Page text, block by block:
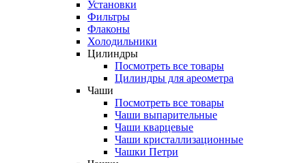
Установки
Фильтры
Флаконы
Холодильники
Цилиндры
Посмотреть все товары
Цилиндры для ареометра
Чаши
Посмотреть все товары
Чаши выпарительные
Чаши кварцевые
Чаши кристаллизационные
Чашки Петри